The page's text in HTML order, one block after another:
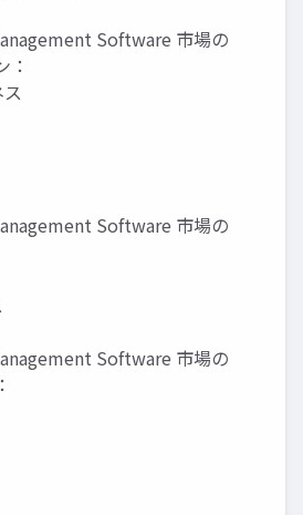
Software 市場の
Software 市場の
Software 市場の